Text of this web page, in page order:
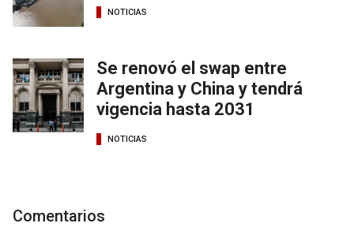
NOTICIAS
Se renovó el swap entre
Argentina y China y tendrá
vigencia hasta 2031
NOTICIAS
Comentarios